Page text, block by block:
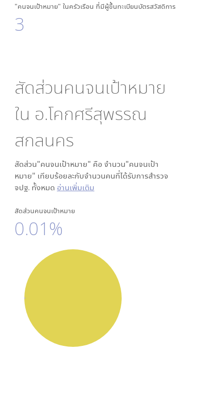
"คนจนเป้าหมาย" ในครัวเรือน ที่มีผู้ขึ้นทะเบียนบัตรสวัสดิการ
3
สัดส่วนคนจนเป้าหมาย
ใน อ.โคกศรีสุพรรณ
สกลนคร
สัดส่วน"คนจนเป้าหมาย" คือ จำนวน"คนจนเป้า
หมาย" เทียบร้อยละกับจำนวนคนที่ได้รับการสำรวจ
จปฐ. ทั้งหมด อ่านเพิ่มเติม
สัดส่วนคนจนเป้าหมาย
0.01%